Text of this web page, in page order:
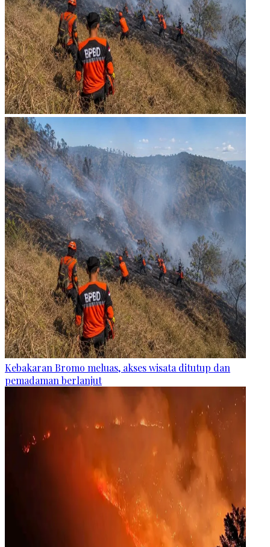
Kebakaran Bromo meluas, akses wisata ditutup dan
pemadaman berlanjut